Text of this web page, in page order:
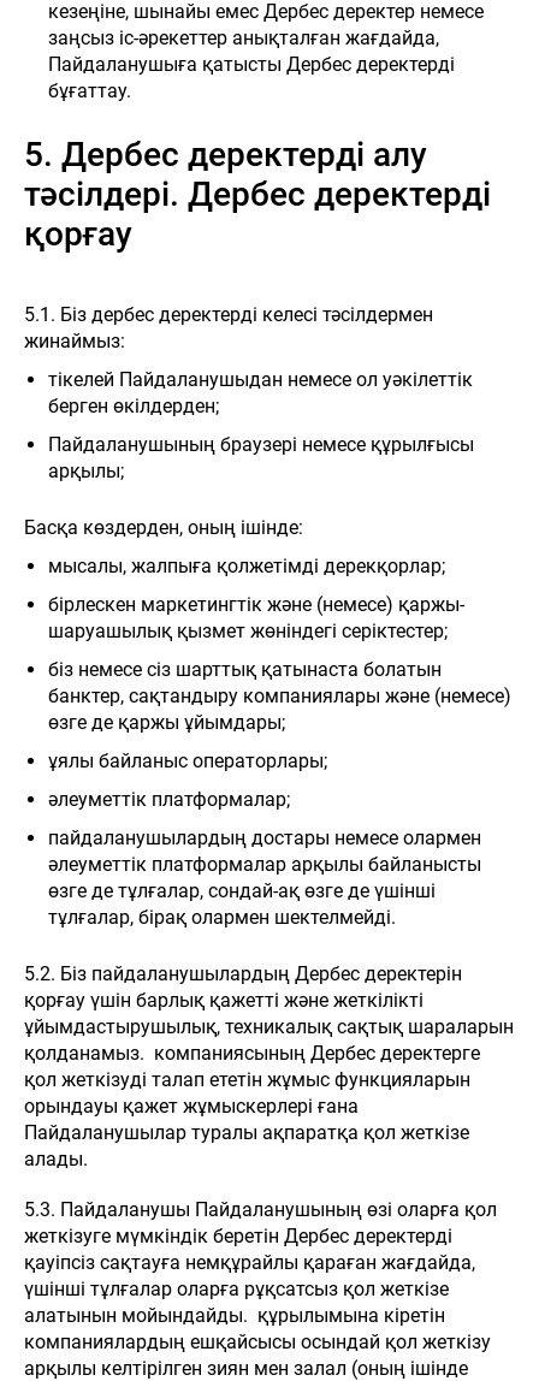
ЖАҢАЛЫҚТАР
кезеңіне, шынайы емес Дербес деректер немесе
заңсыз іс-әрекеттер анықталған жағдайда,
Пайдаланушыға қатысты Дербес деректерді
бұғаттау.
5. Дербес деректерді алу
тәсілдері. Дербес деректерді
қорғау
5.1. Біз дербес деректерді келесі тәсілдермен
жинаймыз:
тікелей Пайдаланушыдан немесе ол уәкілеттік
берген өкілдерден;
Пайдаланушының браузері немесе құрылғысы
арқылы;
Басқа көздерден, оның ішінде:
мысалы, жалпыға қолжетімді дерекқорлар;
бірлескен маркетингтік және (немесе) қаржы-
шаруашылық қызмет жөніндегі серіктестер;
біз немесе сіз шарттық қатынаста болатын
банктер, сақтандыру компаниялары және (немесе)
өзге де қаржы ұйымдары;
ұялы байланыс операторлары;
әлеуметтік платформалар;
пайдаланушылардың достары немесе олармен
әлеуметтік платформалар арқылы байланысты
өзге де тұлғалар, сондай-ақ өзге де үшінші
тұлғалар, бірақ олармен шектелмейді.
5.2. Біз пайдаланушылардың Дербес деректерін
қорғау үшін барлық қажетті және жеткілікті
ұйымдастырушылық, техникалық сақтық шараларын
қолданамыз. компаниясының Дербес деректерге
қол жеткізуді талап ететін жұмыс функцияларын
орындауы қажет жұмыскерлері ғана
Пайдаланушылар туралы ақпаратқа қол жеткізе
алады.
5.3. Пайдаланушы Пайдаланушының өзі оларға қол
жеткізуге мүмкіндік беретін Дербес деректерді
қауіпсіз сақтауға немқұрайлы қараған жағдайда,
үшінші тұлғалар оларға рұқсатсыз қол жеткізе
алатынын мойындайды. құрылымына кіретін
компаниялардың ешқайсысы осындай қол жеткізу
арқылы келтірілген зиян мен залал (оның ішінде